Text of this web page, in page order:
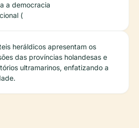
a democracia
(
heráldicos apresentam os
das províncias holandesas e
ultramarinos, enfatizando a